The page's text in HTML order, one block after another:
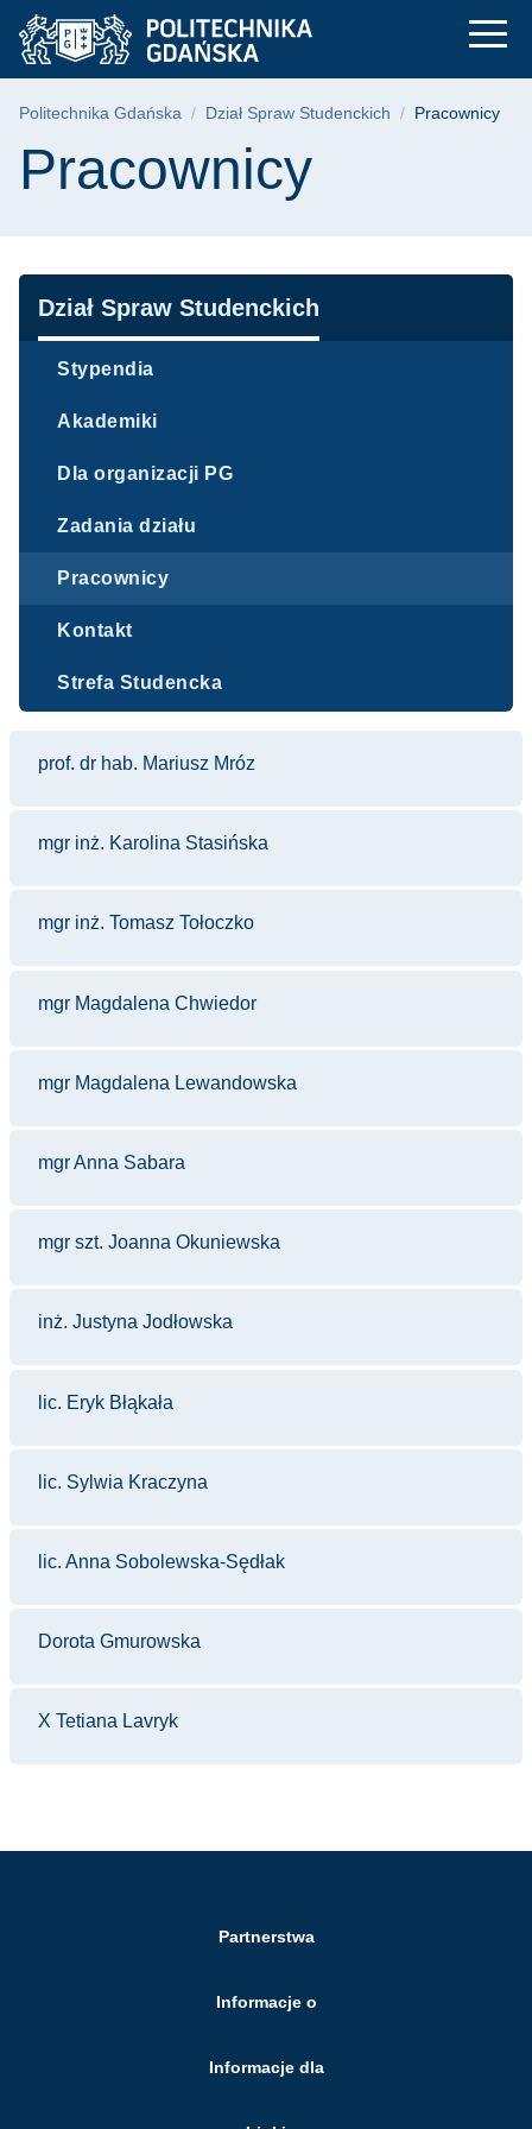
Przejdź
do
menu
Przejdź
do
wyszukiwarki
Przejdź
do
treści
Pracownicy - Dział
Ścieżka nawigacyjna
Politechnika Gdańska Dział Spraw Studenckich Pracownicy
Treść strony
Pracownicy
Nawigacja
Dział Spraw Studenckich
Stypendia
Akademiki
Dla organizacji PG
Zadania działu
Pracownicy
Kontakt
Strefa Studencka
prof. dr hab. Mariusz Mróz
mgr inż. Karolina Stasińska
mgr inż. Tomasz Tołoczko
mgr Magdalena Chwiedor
mgr Magdalena Lewandowska
mgr Anna Sabara
mgr szt. Joanna Okuniewska
inż. Justyna Jodłowska
lic. Eryk Błąkała
lic. Sylwia Kraczyna
lic. Anna Sobolewska-Sędłak
Dorota Gmurowska
X Tetiana Lavryk
Partnerstwa
Informacje o
Informacje dla